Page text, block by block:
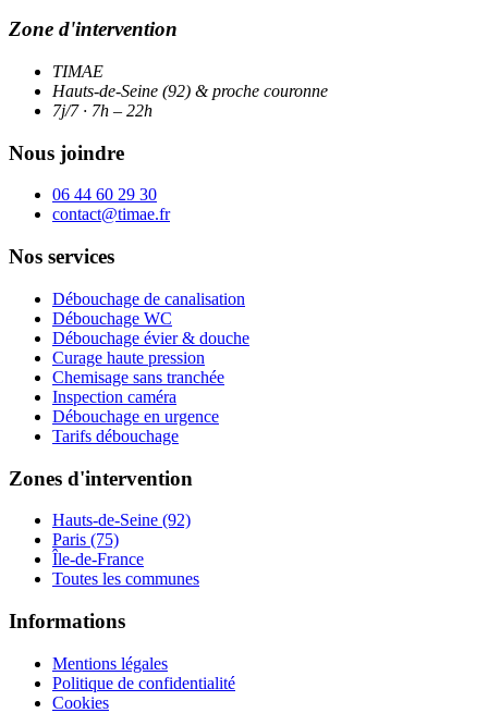
Zone d'intervention
TIMAE
Hauts-de-Seine (92) & proche couronne
7j/7 · 7h – 22h
Nous joindre
06 44 60 29 30
contact@timae.fr
Nos services
Débouchage de canalisation
Débouchage WC
Débouchage évier & douche
Curage haute pression
Chemisage sans tranchée
Inspection caméra
Débouchage en urgence
Tarifs débouchage
Zones d'intervention
Hauts-de-Seine (92)
Paris (75)
Île-de-France
Toutes les communes
Informations
Mentions légales
Politique de confidentialité
Cookies